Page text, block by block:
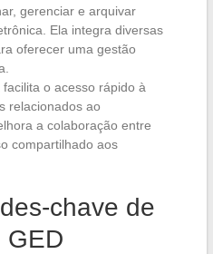
gerenciar e arquivar
Ela integra diversas
oferecer uma gestão
facilita o acesso rápido à
relacionados ao
a colaboração entre
compartilhado aos
chave de
GED